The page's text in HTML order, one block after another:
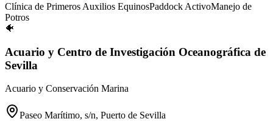
Clínica de Primeros Auxilios EquinosPaddock ActivoManejo de
Potros
🐠
Acuario y Centro de Investigación Oceanográfica de
Sevilla
Acuario y Conservación Marina
Paseo Marítimo, s/n, Puerto de Sevilla